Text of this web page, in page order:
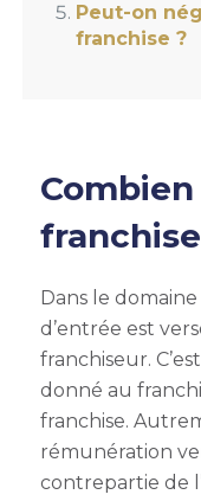
Peut-on
franchise ?
Dans le
d’entrée est
franchiseur.
donné au
franchise.
rémunération
contrepartie de